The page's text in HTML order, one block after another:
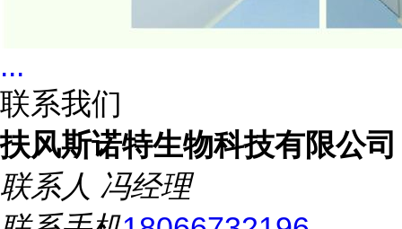
...
联系我们
扶风斯诺特生物科技有限公司
联系人 冯经理